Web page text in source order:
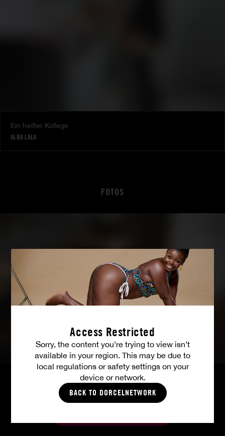
Access Restricted
Sorry, the content you’re trying to view isn’t
available in your region. This may be due to
local regulations or safety settings on your
device or network.
BACK TO DORCELNETWORK
Ein heißer Kollege
ALBA LALA
FOTOS